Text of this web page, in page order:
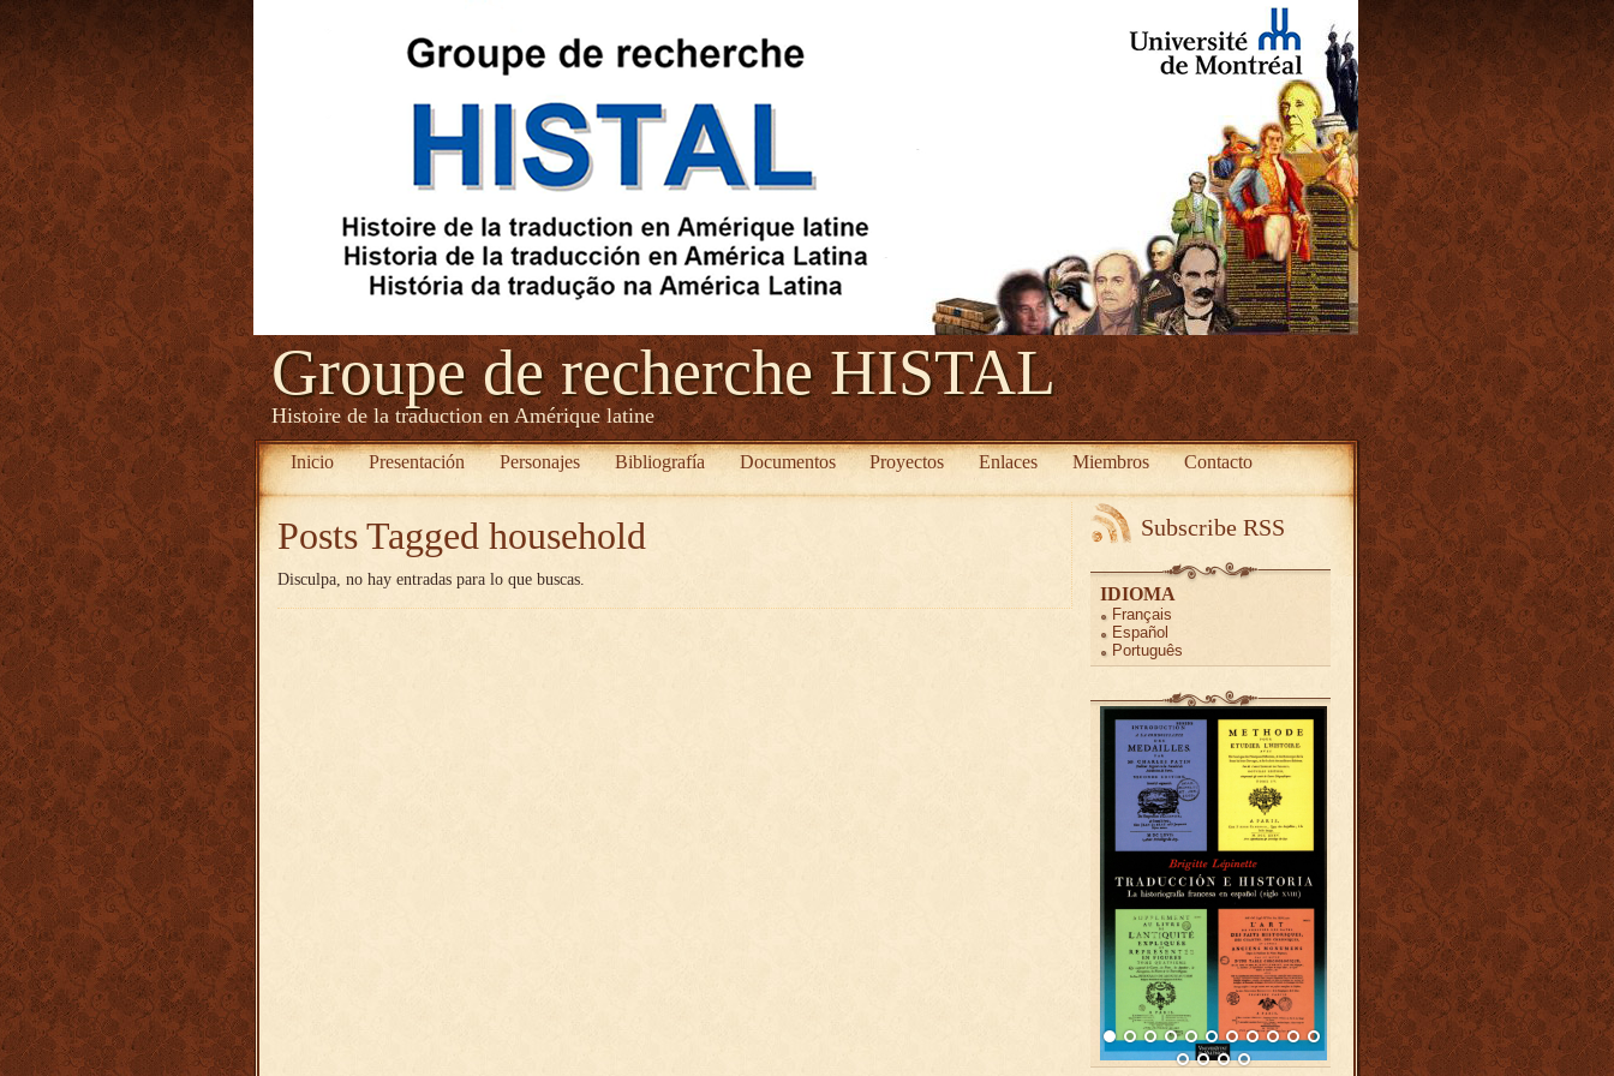
Groupe de recherche HISTAL
Histoire de la traduction en Amérique latine
Inicio Presentación Personajes Bibliografía Documentos Proyectos Enlaces Miembros Contacto
Posts Tagged household
Disculpa, no hay entradas para lo que buscas.
Subscribe RSS
IDIOMA
Français
Español
Português